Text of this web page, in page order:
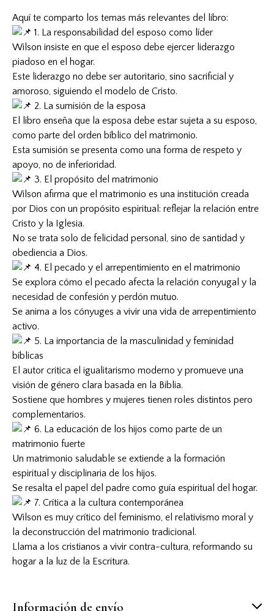
Aquí te comparto los temas más relevantes del libro:
1. La responsabilidad del esposo como líder
Wilson insiste en que el esposo debe ejercer liderazgo
piadoso en el hogar.
Este liderazgo no debe ser autoritario, sino sacrificial y
amoroso, siguiendo el modelo de Cristo.
2. La sumisión de la esposa
El libro enseña que la esposa debe estar sujeta a su esposo,
como parte del orden bíblico del matrimonio.
Esta sumisión se presenta como una forma de respeto y
apoyo, no de inferioridad.
3. El propósito del matrimonio
Wilson afirma que el matrimonio es una institución creada
por Dios con un propósito espiritual: reflejar la relación entre
Cristo y la Iglesia.
No se trata solo de felicidad personal, sino de santidad y
obediencia a Dios.
4. El pecado y el arrepentimiento en el matrimonio
Se explora cómo el pecado afecta la relación conyugal y la
necesidad de confesión y perdón mutuo.
Se anima a los cónyuges a vivir una vida de arrepentimiento
activo.
5. La importancia de la masculinidad y feminidad
bíblicas
El autor critica el igualitarismo moderno y promueve una
visión de género clara basada en la Biblia.
Sostiene que hombres y mujeres tienen roles distintos pero
complementarios.
6. La educación de los hijos como parte de un
matrimonio fuerte
Un matrimonio saludable se extiende a la formación
espiritual y disciplinaria de los hijos.
Se resalta el papel del padre como guía espiritual del hogar.
7. Crítica a la cultura contemporánea
Wilson es muy crítico del feminismo, el relativismo moral y
la deconstrucción del matrimonio tradicional.
Llama a los cristianos a vivir contra-cultura, reformando su
hogar a la luz de la Escritura.
Información de envío